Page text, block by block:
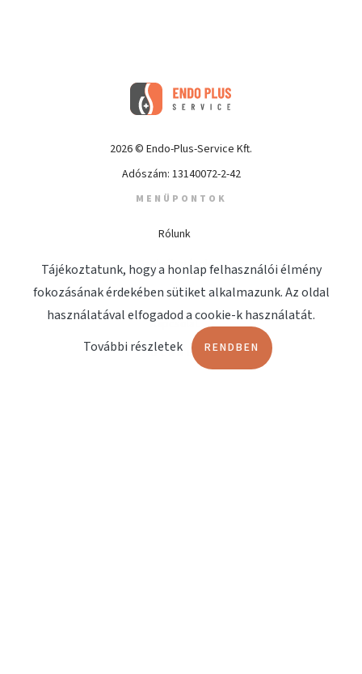
2026 © Endo-Plus-Service Kft.
Adószám: 13140072-2-42
MENÜPONTOK
Rólunk
Szolgáltatások(jelenlegi)
Megjelenések
Kapcsolat
OLDALAK
Tájékoztatunk, hogy a honlap felhasználói élmény
fokozásának érdekében sütiket alkalmazunk. Az oldal
használatával elfogadod a cookie-k használatát.
További részletek
RENDBEN